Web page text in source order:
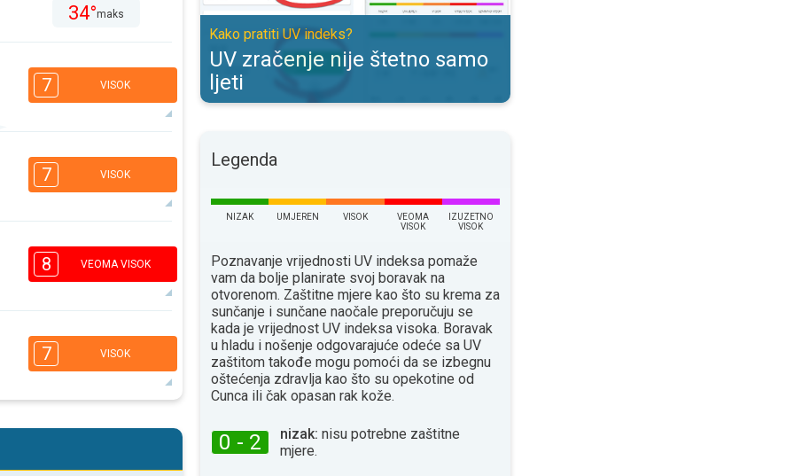
34°maks
7 VISOK
3
16:00
33°maks
7 VISOK
2
16:00
31°maks
8 VEOMA VISOK
4
16:00
2
32°maks
7 VISOK
4
Kako pratiti UV indeks?
UV zračenje nije štetno samo
ljeti
Legenda
NIZAK UMJEREN VISOK
VEOMA
VISOK
IZUZETNO
VISOK
Poznavanje vrijednosti UV indeksa pomaže
vam da bolje planirate svoj boravak na
otvorenom. Zaštitne mjere kao što su krema za
sunčanje i sunčane naočale preporučuju se
kada je vrijednost UV indeksa visoka. Boravak
u hladu i nošenje odgovarajuće odeće sa UV
zaštitom takođe mogu pomoći da se izbegnu
oštećenja zdravlja kao što su opekotine od
Сunca ili čak opasan rak kože.
0 - 2 nizak: nisu potrebne zaštitne
mjere.